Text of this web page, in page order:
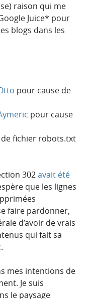
raison qui me
Juice* pour
blogs dans les
pour cause de
pour cause
fichier robots.txt
302avait été
que les lignes
faire pardonner,
d’avoir de vrais
qui fait sa
.
mes intentions de
Je suis
le paysage